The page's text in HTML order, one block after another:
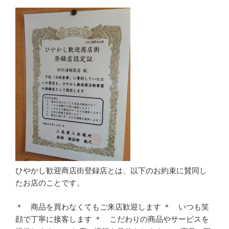
ひやかし歓迎商店街登録店とは、以下のお約束に賛同し
たお店のことです。
＊ 商品を買わなくてもご来店歓迎します ＊ いつも笑
顔で丁寧に接客します ＊ こだわりの商品やサービスを